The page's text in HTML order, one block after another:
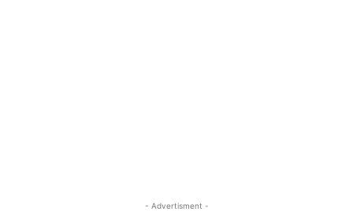
- Advertisment -